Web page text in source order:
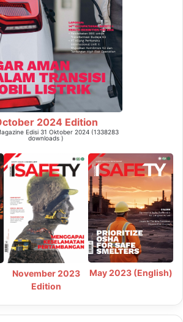
2024 Edition
Edisi 31 Oktober 2024 (1338283
downloads )
November 2023
Edition
May 2023 (English)